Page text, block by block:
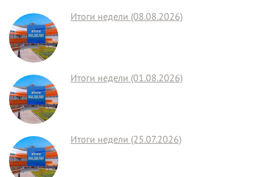
Итоги недели (08.08.2026)
Итоги недели (01.08.2026)
Итоги недели (25.07.2026)